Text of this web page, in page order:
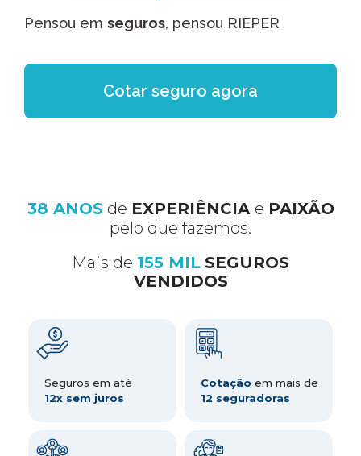
Pensou em seguros, pensou RIEPER
Cotar seguro agora
38 ANOSde EXPERIÊNCIA e PAIXÃO
pelo que fazemos.
Mais de 155 MIL SEGUROS
VENDIDOS
Seguros em até
12x sem juros
Cotação em mais de
12 seguradoras